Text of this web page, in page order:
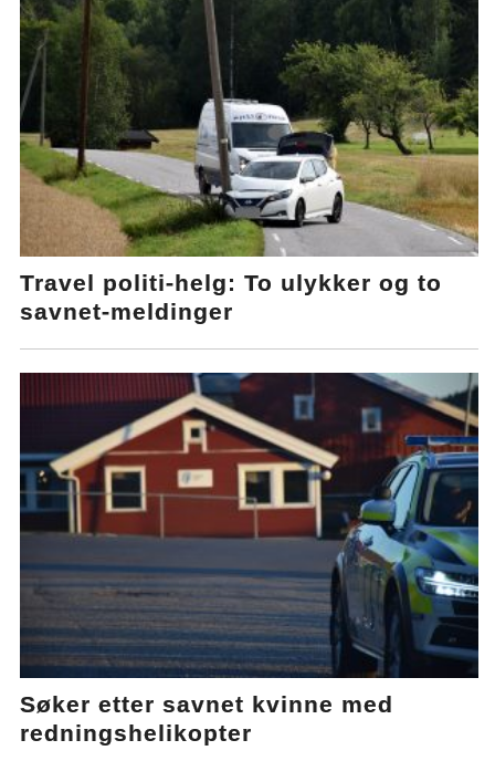
Travel politi-helg: To ulykker og to
savnet-meldinger
Søker etter savnet kvinne med
redningshelikopter